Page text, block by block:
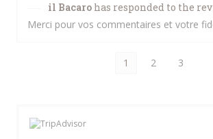
il Bacaro has responded to the
Merci pour vos commentaires et votre
1 2 3